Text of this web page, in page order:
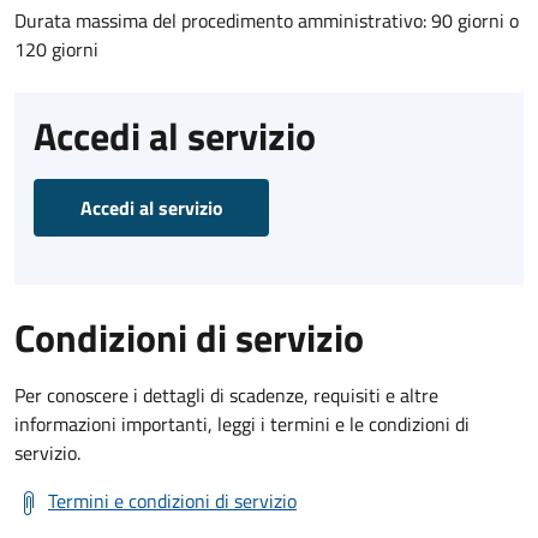
Durata massima del procedimento amministrativo: 90 giorni o
120 giorni
Accedi al servizio
Accedi al servizio
Condizioni di servizio
Per conoscere i dettagli di scadenze, requisiti e altre
informazioni importanti, leggi i termini e le condizioni di
servizio.
Termini e condizioni di servizio